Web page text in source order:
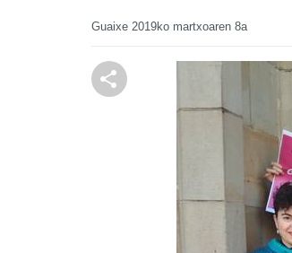
Guaixe 2019ko martxoaren 8a